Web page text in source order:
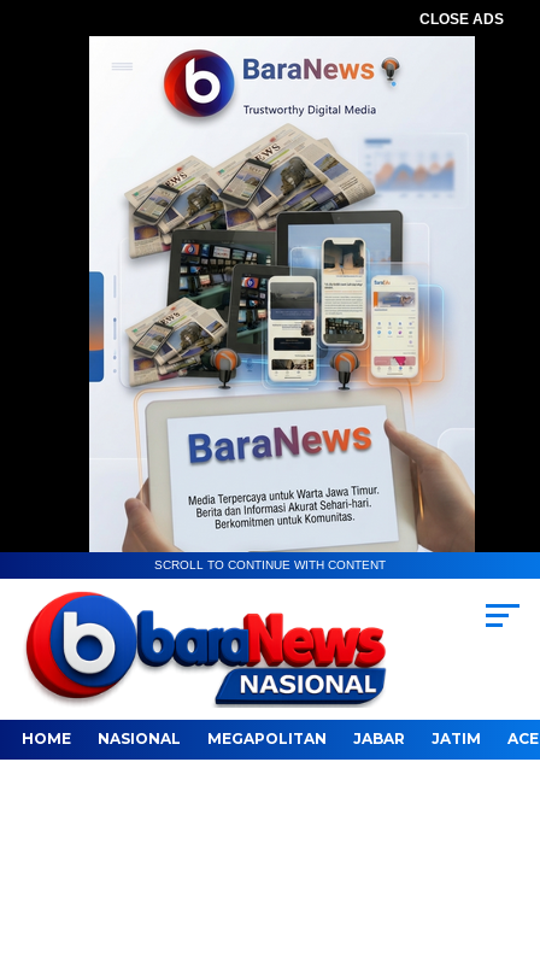
CLOSE ADS
SCROLL TO CONTINUE WITH CONTENT
HOME NASIONAL MEGAPOLITAN JABAR JATIM